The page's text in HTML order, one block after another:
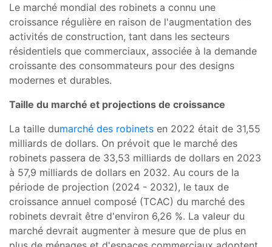
Le marché mondial des robinets a connu une
croissance régulière en raison de l'augmentation des
activités de construction, tant dans les secteurs
résidentiels que commerciaux, associée à la demande
croissante des consommateurs pour des designs
modernes et durables.
Taille du marché et projections de croissance
La taille dumarché des robinets en 2022 était de 31,55
milliards de dollars. On prévoit que le marché des
robinets passera de 33,53 milliards de dollars en 2023
à 57,9 milliards de dollars en 2032. Au cours de la
période de projection (2024 - 2032), le taux de
croissance annuel composé (TCAC) du marché des
robinets devrait être d'environ 6,26 %. La valeur du
marché devrait augmenter à mesure que de plus en